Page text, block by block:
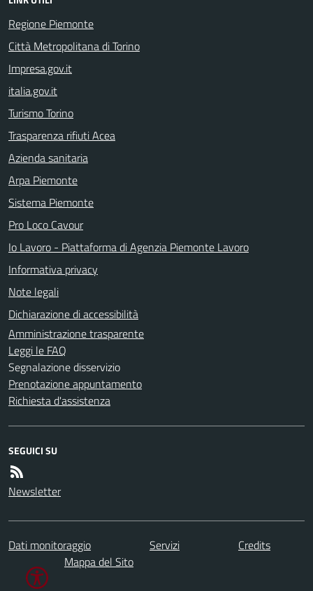
Regione Piemonte
Città Metropolitana di Torino
Impresa.gov.it
italia.gov.it
Turismo Torino
Trasparenza rifiuti Acea
Azienda sanitaria
Arpa Piemonte
Sistema Piemonte
Pro Loco Cavour
Io Lavoro - Piattaforma di Agenzia Piemonte Lavoro
Informativa privacy
Note legali
Dichiarazione di accessibilità
Amministrazione trasparente
Leggi le FAQ
Segnalazione disservizio
Prenotazione appuntamento
Richiesta d'assistenza
SEGUICI SU
Newsletter
Dati monitoraggio Servizi
Credits
Mappa del Sito